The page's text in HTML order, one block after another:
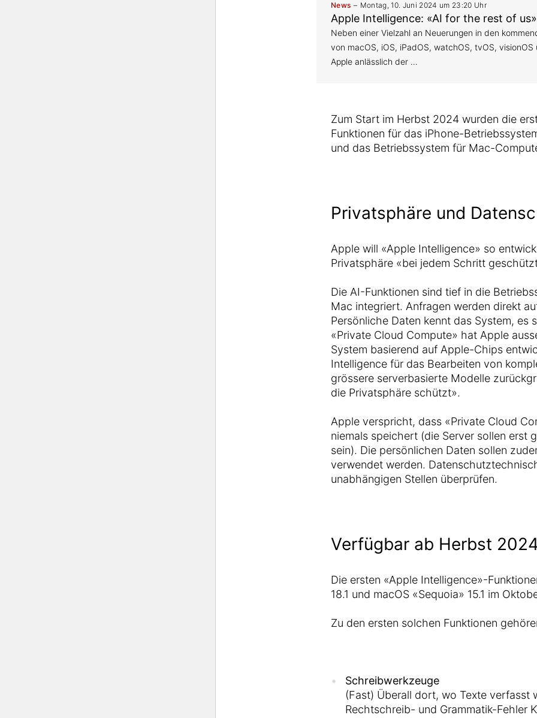
News Montag, 10. Juni 2024 um 23:20 Uhr
Apple Intelligence: «AI for the rest of us»
Neben einer Vielzahl an Neuerungen in den
von macOS, iOS, iPadOS, watchOS, tvOS, visionOS
Apple anlässlich der …
Zum Start im Herbst 2024 wurden die
Funktionen für das iPhone-
und das Betriebssystem für Mac-
Privatsphäre und
Apple will «Apple Intelligence» so
Privatsphäre «bei jedem Schritt
Die AI-Funktionen sind tief in die
Mac integriert. Anfragen werden direkt
Persönliche Daten kennt das System, es
«Private Cloud Compute» hat Apple
System basierend auf Apple-Chips
Intelligence für das Bearbeiten von
grössere serverbasierte Modelle
die Privatsphäre schützt».
Apple verspricht, dass «Private Cloud
niemals speichert (die Server sollen erst
sein). Die persönlichen Daten sollen
verwendet werden.
unabhängigen Stellen überprüfen.
Verfügbar ab Herbst
Die ersten «Apple Intelligence»-
18.1 und macOS «Sequoia» 15.1 im
Zu den ersten solchen Funktionen
Schreib­werkzeuge
(Fast) Überall dort, wo Texte verfasst
Rechtschreib- und Grammatik-Fehler